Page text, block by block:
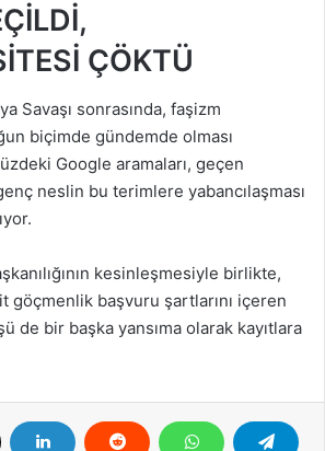
ÇÖKTÜ
Savaşı sonrasında, faşizm
biçimde gündemde olması
Google aramaları, geçen
neslin bu terimlere yabancılaşması
kesinleşmesiyle birlikte,
göçmenlik başvuru şartlarını içeren
de bir başka yansıma olarak kayıtlara